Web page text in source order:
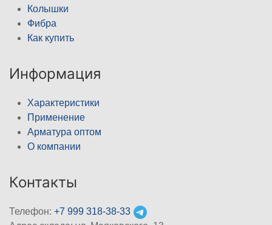
Колышки
Фибра
Как купить
Информация
Характеристики
Применение
Арматура оптом
О компании
Контакты
Телефон: +7 999 318-38-33